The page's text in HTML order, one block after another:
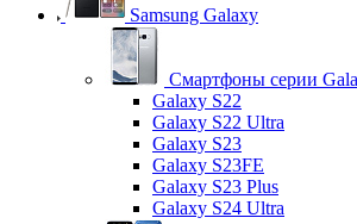
Samsung Galaxy
Смартфоны серии
Galaxy S22
Galaxy S22 Ultra
Galaxy S23
Galaxy S23FE
Galaxy S23 Plus
Galaxy S24 Ultra